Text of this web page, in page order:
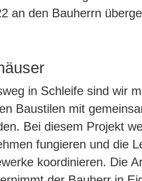
an den Bauherrn
in Schleife sind wir
Baustilen mit
Bei diesem Projekt
fungieren und die
koordinieren. Die